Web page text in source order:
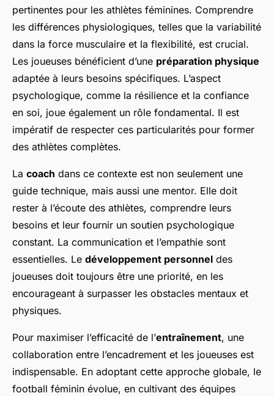
pertinentes pour les athlètes féminines. Comprendre
les différences physiologiques, telles que la variabilité
dans la force musculaire et la flexibilité, est crucial.
Les joueuses bénéficient d’une préparation physique
adaptée à leurs besoins spécifiques. L’aspect
psychologique, comme la résilience et la confiance
en soi, joue également un rôle fondamental. Il est
impératif de respecter ces particularités pour former
des athlètes complètes.
La coach dans ce contexte est non seulement une
guide technique, mais aussi une mentor. Elle doit
rester à l’écoute des athlètes, comprendre leurs
besoins et leur fournir un soutien psychologique
constant. La communication et l’empathie sont
essentielles. Le développement personnel des
joueuses doit toujours être une priorité, en les
encourageant à surpasser les obstacles mentaux et
physiques.
Pour maximiser l’efficacité de l’entraînement, une
collaboration entre l’encadrement et les joueuses est
indispensable. En adoptant cette approche globale, le
football féminin évolue, en cultivant des équipes